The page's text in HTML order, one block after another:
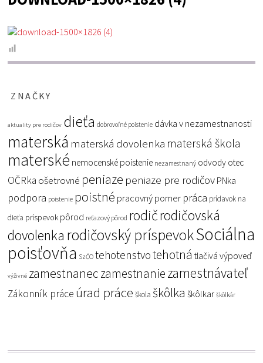
ZNAČKY
aktuality pre rodičov dieťa dobrovoľné poistenie dávka v nezamestnanosti
materská materská dovolenka materská škola
materské nemocenské poistenie nezamestnaný odvody otec
OČRka ošetrovné peniaze peniaze pre rodičov PNka
podpora poistenie poistné pracovný pomer práca prídavok na
dieťa príspevok pôrod reťazový pôrod rodičrodičovská
dovolenka rodičovský príspevokSociálna
poisťovňa SzČO tehotenstvotehotná tlačivá výpoveď
výživné zamestnaneczamestnaniezamestnávateľ
Zákonník práce úrad práce škola škôlka škôlkar škôlkár